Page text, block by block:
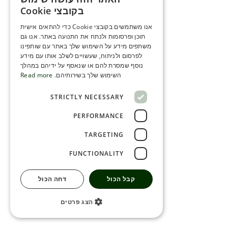
ENGLISH
SERBIA
HEBREW
RUSSIAN
SERBIAN-2
בקובצי Cookie
אנו משתמשים בקובצי Cookie כדי להתאים אישית
תוכן ופרסומות ולנתח את התנועה באתר. אנו גם
משתפים מידע על השימוש שלך באתר עם שותפינו
לפרסום ולניתוח, שעשויים לשלב אותו עם מידע
נוסף שמסרת להם או שנאסף על ידיהם במהלך
השימוש שלך בשירותיהם. Read more
STRICTLY NECESSARY
PERFORMANCE
TARGETING
FUNCTIONALITY
קבל הכול דחה הכול
הצג פרטים